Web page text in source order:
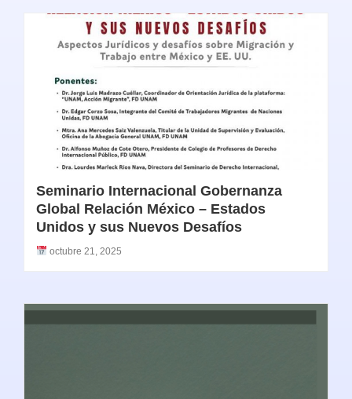
Seminario Internacional Gobernanza
Global Relación México – Estados
Unidos y sus Nuevos Desafíos
octubre 21, 2025